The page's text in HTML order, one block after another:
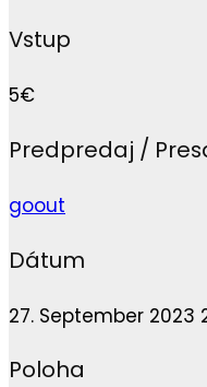
Vstup
5€
Predpredaj /
goout
Dátum
27. September 2023
Poloha